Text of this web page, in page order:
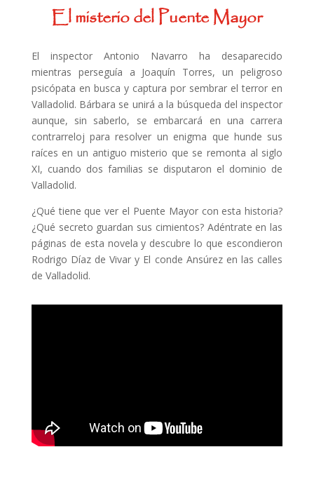
El misterio del Puente Mayor
El inspector Antonio Navarro ha desaparecido
mientras perseguía a Joaquín Torres, un peligroso
psicópata en busca y captura por sembrar el terror en
Valladolid. Bárbara se unirá a la búsqueda del inspector
aunque, sin saberlo, se embarcará en una carrera
contrarreloj para resolver un enigma que hunde sus
raíces en un antiguo misterio que se remonta al siglo
XI, cuando dos familias se disputaron el dominio de
Valladolid.
¿Qué tiene que ver el Puente Mayor con esta historia?
¿Qué secreto guardan sus cimientos? Adéntrate en las
páginas de esta novela y descubre lo que escondieron
Rodrigo Díaz de Vivar y El conde Ansúrez en las calles
de Valladolid.